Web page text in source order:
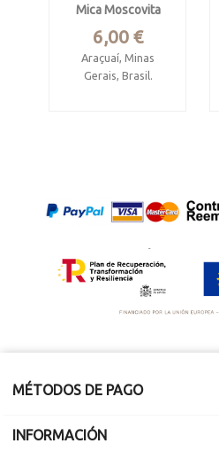
Mica Moscovita
Precio
6,00 €
Araçuaí, Minas
Gerais, Brasil.
MÉTODOS DE PAGO
INFORMACIÓN